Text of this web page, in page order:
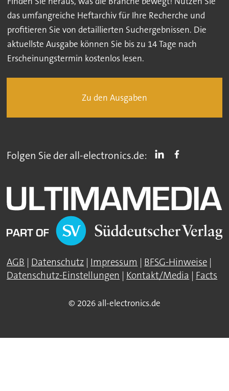
das umfangreiche Heftarchiv für Ihre Recherche und
profitieren Sie von detaillierten Suchergebnissen. Die
aktuellste Ausgabe können Sie bis zu 14 Tage nach
Erscheinungstermin kostenlos lesen.
Zu den Ausgaben
Folgen Sie der all-electronics.de:
AGB | Datenschutz | Impressum | BFSG-Hinweise |
Datenschutz-Einstellungen | Kontakt/Media | Facts
© 2026 all-electronics.de